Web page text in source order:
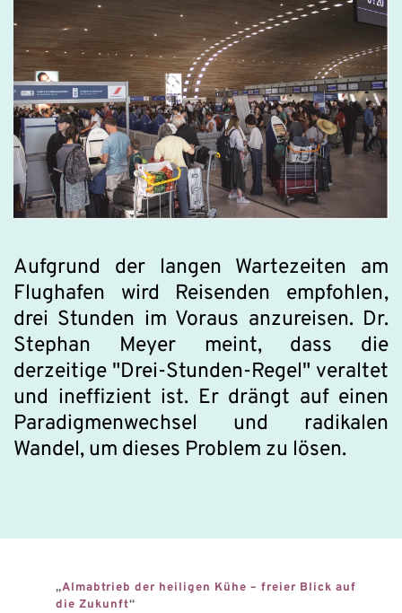
Aufgrund der langen Wartezeiten am
Flughafen wird Reisenden empfohlen,
drei Stunden im Voraus anzureisen. Dr.
Stephan Meyer meint, dass die
derzeitige "Drei-Stunden-Regel" veraltet
und ineffizient ist. Er drängt auf einen
Paradigmenwechsel und radikalen
Wandel, um dieses Problem zu lösen.
„Almabtrieb der heiligen Kühe – freier Blick auf
die Zukunft“